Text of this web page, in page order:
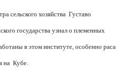
сельского хозяйства Густаво
государства узнал о племенных
в этом институте, особенно раса
на Кубе.